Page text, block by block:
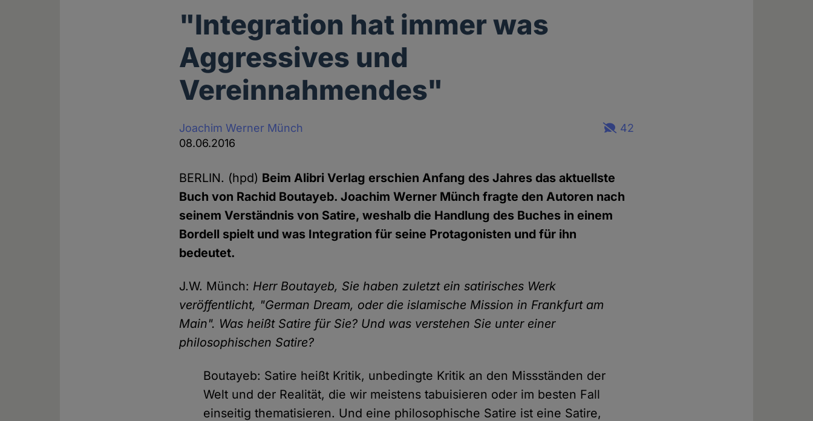
"Integration hat immer was
Aggressives und
Vereinnahmendes"
Joachim Werner Münch
08.06.2016
42
BERLIN. (hpd) Beim Alibri Verlag erschien Anfang des Jahres das aktuellste
Buch von Rachid Boutayeb. Joachim Werner Münch fragte den Autoren nach
seinem Verständnis von Satire, weshalb die Handlung des Buches in einem
Bordell spielt und was Integration für seine Protagonisten und für ihn
bedeutet.
J.W. Münch: Herr Boutayeb, Sie haben zuletzt ein satirisches Werk
veröffentlicht, "German Dream, oder die islamische Mission in Frankfurt am
Main". Was heißt Satire für Sie? Und was verstehen Sie unter einer
philosophischen Satire?
Boutayeb: Satire heißt Kritik, unbedingte Kritik an den Missständen der
Welt und der Realität, die wir meistens tabuisieren oder im besten Fall
einseitig thematisieren. Und eine philosophische Satire ist eine Satire,